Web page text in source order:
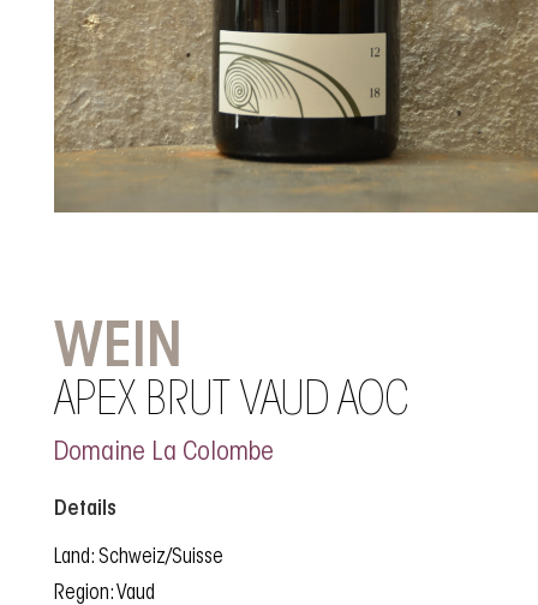
WEIN
APEX BRUT VAUD AOC
Domaine La Colombe
Details
Land: Schweiz/Suisse
Region: Vaud